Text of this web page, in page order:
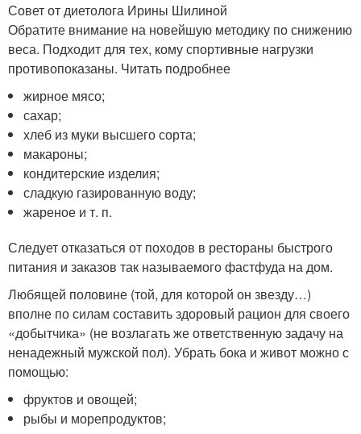
Совет от диетолога Ирины Шилиной
Обратите внимание на новейшую методику по снижению
веса. Подходит для тех, кому спортивные нагрузки
противопоказаны. Читать подробнее
жирное мясо;
сахар;
хлеб из муки высшего сорта;
макароны;
кондитерские изделия;
сладкую газированную воду;
жареное и т. п.
Следует отказаться от походов в рестораны быстрого
питания и заказов так называемого фастфуда на дом.
Любящей половине (той, для которой он звезду…)
вполне по силам составить здоровый рацион для своего
«добытчика» (не возлагать же ответственную задачу на
ненадежный мужской пол). Убрать бока и живот можно с
помощью:
фруктов и овощей;
рыбы и морепродуктов;